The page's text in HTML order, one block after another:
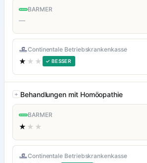
BARMER
—
Continentale Betriebskrankenkasse
★ ★★ ✓ BESSER
Behandlungen mit Homöopathie
BARMER
★ ★★
Continentale Betriebskrankenkasse